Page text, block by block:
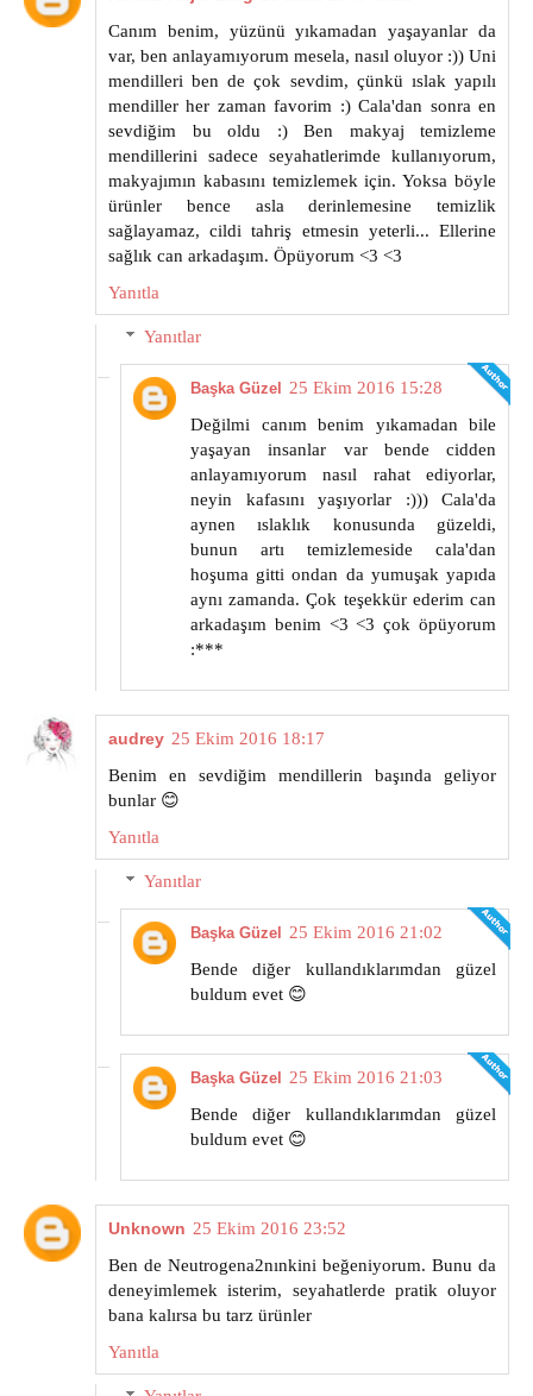
Canım benim, yüzünü yıkamadan yaşayanlar da
var, ben anlayamıyorum mesela, nasıl oluyor :)) Uni
mendilleri ben de çok sevdim, çünkü ıslak yapılı
mendiller her zaman favorim :) Cala'dan sonra en
sevdiğim bu oldu :) Ben makyaj temizleme
mendillerini sadece seyahatlerimde kullanıyorum,
makyajımın kabasını temizlemek için. Yoksa böyle
ürünler bence asla derinlemesine temizlik
sağlayamaz, cildi tahriş etmesin yeterli... Ellerine
sağlık can arkadaşım. Öpüyorum <3 <3
Yanıtla
Yanıtlar
Başka Güzel
25 Ekim 2016 15:28
Değilmi canım benim yıkamadan bile
yaşayan insanlar var bende cidden
anlayamıyorum nasıl rahat ediyorlar,
neyin kafasını yaşıyorlar :))) Cala'da
aynen ıslaklık konusunda güzeldi,
bunun artı temizlemeside cala'dan
hoşuma gitti ondan da yumuşak yapıda
aynı zamanda. Çok teşekkür ederim can
arkadaşım benim <3 <3 çok öpüyorum
:***
audrey 25 Ekim 2016 18:17
Benim en sevdiğim mendillerin başında geliyor
bunlar 😊
Yanıtla
Yanıtlar
Başka Güzel
25 Ekim 2016 21:02
Bende diğer kullandıklarımdan güzel
buldum evet 😊
Başka Güzel
25 Ekim 2016 21:03
Bende diğer kullandıklarımdan güzel
buldum evet 😊
Unknown 25 Ekim 2016 23:52
Ben de Neutrogena2nınkini beğeniyorum. Bunu da
deneyimlemek isterim, seyahatlerde pratik oluyor
bana kalırsa bu tarz ürünler
Yanıtla